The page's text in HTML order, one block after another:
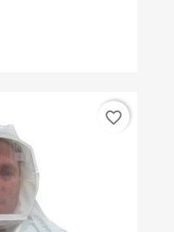
favorite_border